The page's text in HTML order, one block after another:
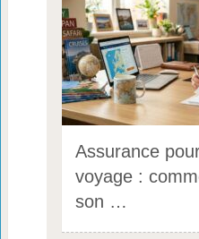
Assurance
voyage :
son …